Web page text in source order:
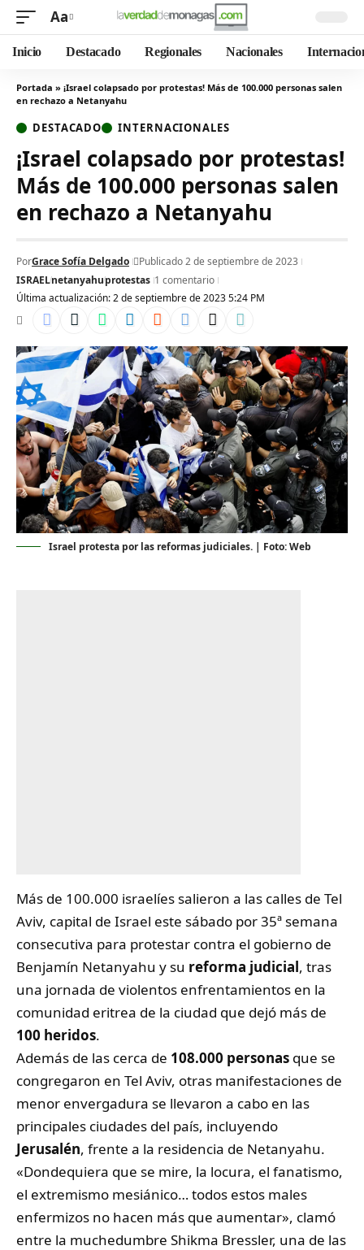
Aa
Inicio Destacado Regionales Nacionales
Portada » ¡Israel colapsado por protestas! Más de 100.000 personas salen
en rechazo a Netanyahu
DESTACADO INTERNACIONALES
¡Israel colapsado por protestas!
Más de 100.000 personas salen
en rechazo a Netanyahu
Última actualización: 2 de septiembre de 2023 5:24 PM
PorGrace Sofía Delgado
Publicado 2 de septiembre de 2023
ISRAELnetanyahuprotestas 1 comentario
Israel protesta por las reformas judiciales. | Foto: Web
Más de 100.000 israelíes salieron a las calles de Tel
Aviv, capital de Israel este sábado por 35ª semana
consecutiva para protestar contra el gobierno de
Benjamín Netanyahu y su reforma judicial, tras
una jornada de violentos enfrentamientos en la
comunidad eritrea de la ciudad que dejó más de
100 heridos.
Además de las cerca de 108.000 personas que se
congregaron en Tel Aviv, otras manifestaciones de
menor envergadura se llevaron a cabo en las
principales ciudades del país, incluyendo
Jerusalén, frente a la residencia de Netanyahu.
«Dondequiera que se mire, la locura, el fanatismo,
el extremismo mesiánico… todos estos males
enfermizos no hacen más que aumentar», clamó
entre la muchedumbre Shikma Bressler, una de las